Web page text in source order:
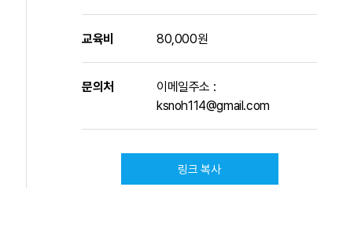
교육비 80,000원
문의처
이메일주소 :
ksnoh114@gmail.com
링크 복사